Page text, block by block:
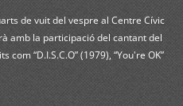
de vuit del vespre al Centre Cívic
amb la participació del cantant del
“D.I.S.C.O” (1979), “You're OK”